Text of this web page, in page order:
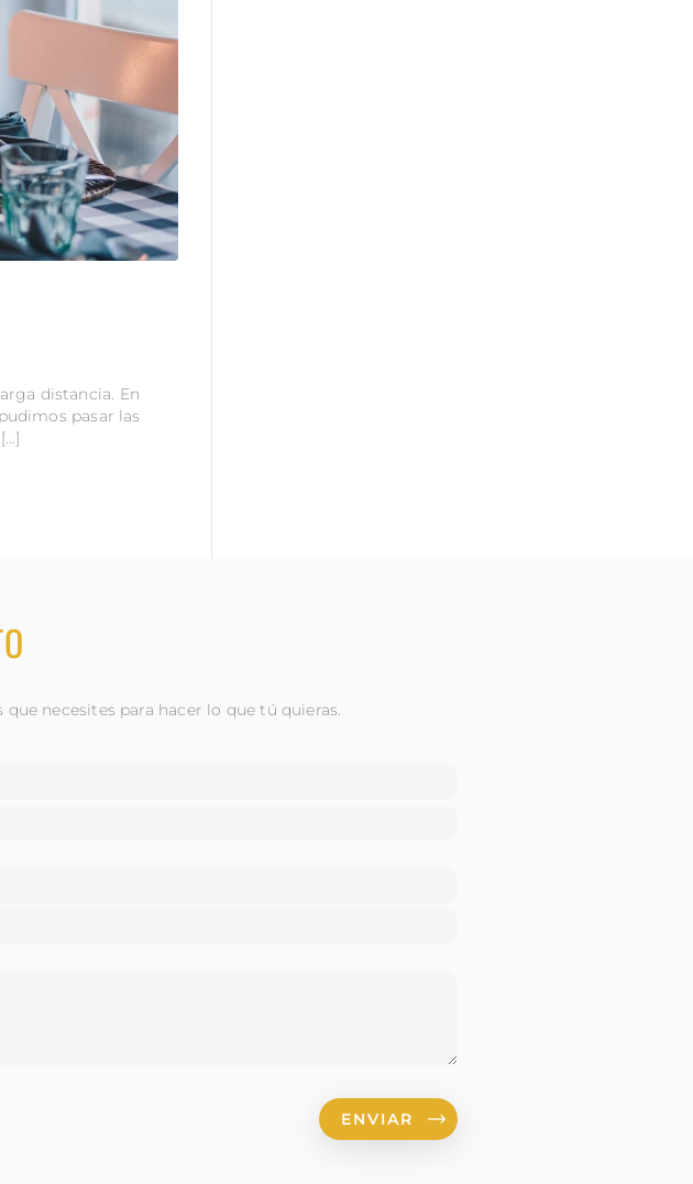
distancia. En
pasar las
necesites para hacer lo que tú quieras.